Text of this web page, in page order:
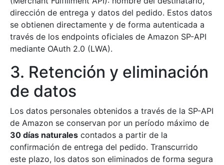
dirección de entrega y datos del pedido. Estos datos
se obtienen directamente y de forma autenticada a
través de los endpoints oficiales de Amazon SP-API
mediante OAuth 2.0 (LWA).
3. Retención y eliminación
de datos
Los datos personales obtenidos a través de la SP-API
de Amazon se conservan por un período máximo de
30 días naturales contados a partir de la
confirmación de entrega del pedido. Transcurrido
este plazo, los datos son eliminados de forma segura